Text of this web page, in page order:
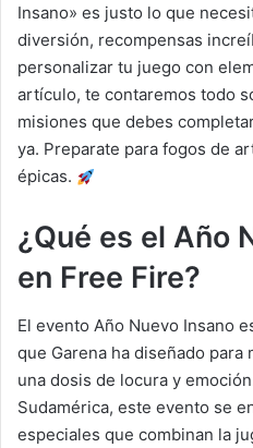
Insano» es justo lo que
diversión, recompensas
personalizar tu juego con
artículo, te contaremos todo
misiones que debes
ya. Preparate para fogos de
épicas.
¿Qué es el Año
en Free Fire?
El evento Año Nuevo Insano
que Garena ha diseñado
una dosis de locura y
Sudamérica, este evento se
especiales que combinan la